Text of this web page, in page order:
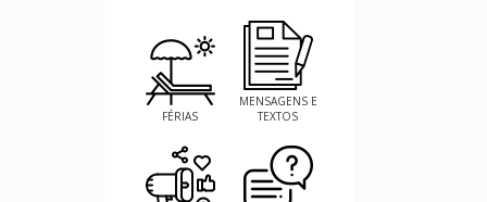
FÉRIAS
MENSAGENS E
TEXTOS